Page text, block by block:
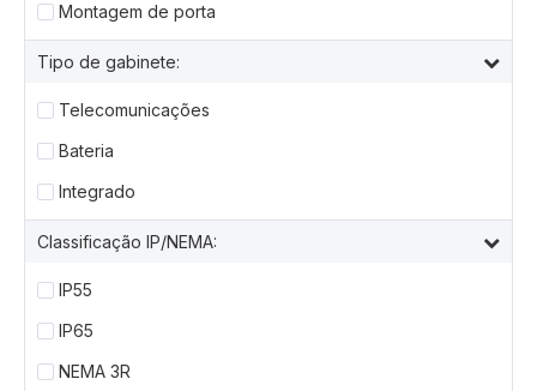
Montagem de porta
Tipo de gabinete:
Telecomunicações
Bateria
Integrado
Classificação IP/NEMA:
IP55
IP65
NEMA 3R